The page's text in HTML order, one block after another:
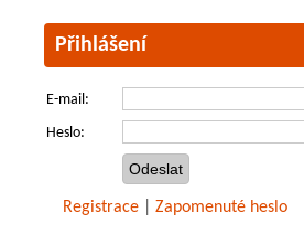
Přihlášení
E-mail:
Heslo:
Registrace Zapomenuté heslo